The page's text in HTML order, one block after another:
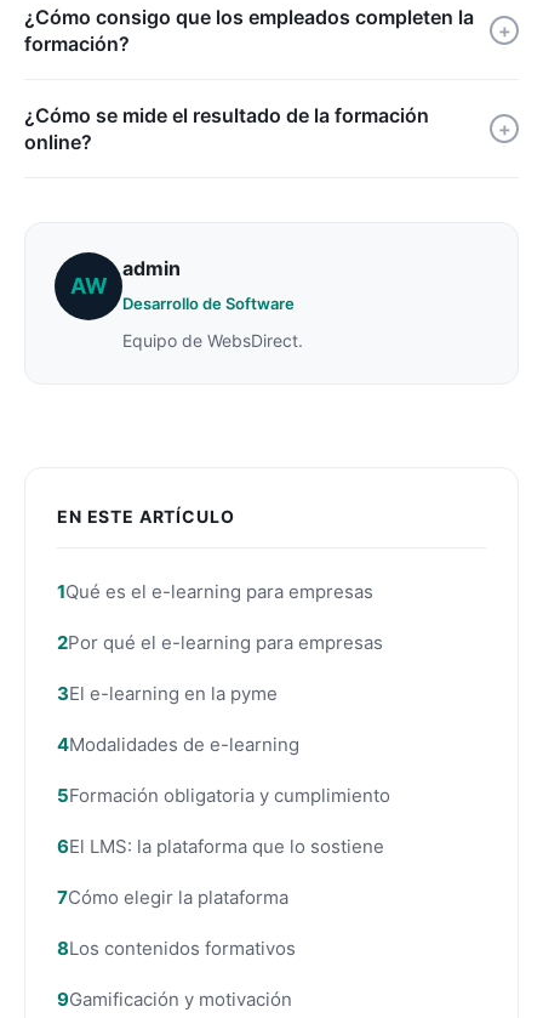
EN ESTE ARTÍCULO
Qué es el e-learning para empresas
Por qué el e-learning para empresas
El e-learning en la pyme
Modalidades de e-learning
Formación obligatoria y cumplimiento
El LMS: la plataforma que lo sostiene
Cómo elegir la plataforma
Los contenidos formativos
Gamificación y motivación
¿Cómo consigo que los empleados completen la
formación?
+
¿Cómo se mide el resultado de la formación
online?
+
AW
admin
Desarrollo de Software
Equipo de WebsDirect.